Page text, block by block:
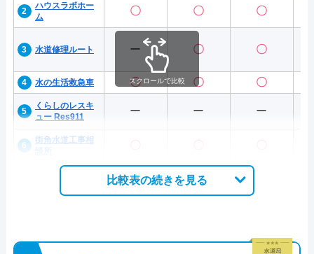
ハウスラボホー
ム
〇 〇 〇
水道修理ルート ー 〇 〇
水の生活救急車 〇 〇 〇
くらしのレスキ
ュー Res911
ー ー ー
街角水道工事相
スクロールで比較
比較表の続きを見る